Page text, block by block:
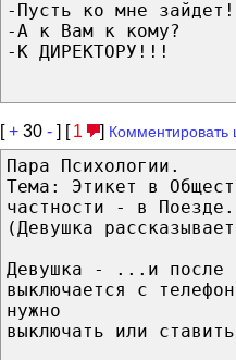
-Пусть ко мне зайдет!
-А к Вам к кому?
-К ДИРЕКТОРУ!!!
[+ 30 - ] [ 1 ] Комментировать
Пара Психологии.
Тема: Этикет в
частности - в Поезде.
(Девушка
Девушка - ...и после
выключается с
нужно
выключать или